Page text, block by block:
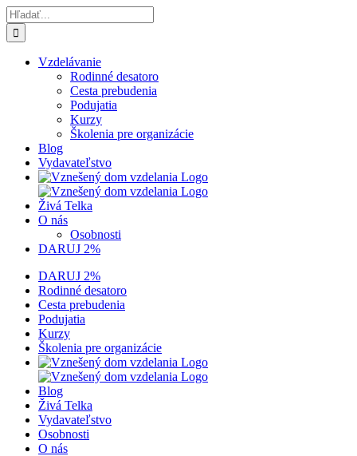
Skip
to
content
Hľadať:
Vzdelávanie
Rodinné desatoro
Cesta prebudenia
Podujatia
Kurzy
Školenia pre organizácie
Blog
Vydavateľstvo
Živá Telka
O nás
Osobnosti
DARUJ 2%
DARUJ 2%
Rodinné desatoro
Cesta prebudenia
Podujatia
Kurzy
Školenia pre organizácie
Blog
Živá Telka
Vydavateľstvo
Osobnosti
O nás